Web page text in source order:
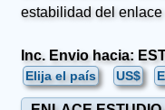
estabilidad del enlace
Inc. Envio hacia:
Elija el país US$